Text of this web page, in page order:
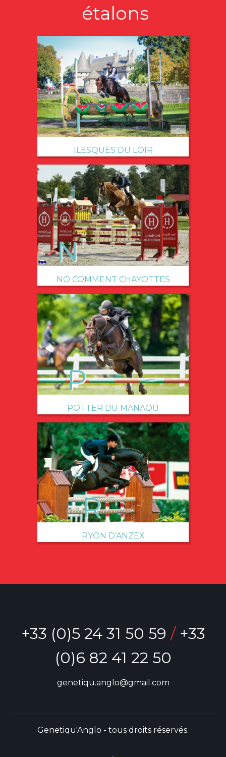
étalons
ILESQUES DU LOIR
→
NO COMMENT CHAYOTTES
→
POTTER DU MANAOU
→
RYON D'ANZEX
→
+33 (0)5 24 31 50 59 / +33
(0)6 82 41 22 50
genetiqu.anglo@gmail.com
Genetiqu'Anglo - tous droits réservés.